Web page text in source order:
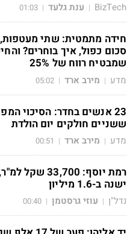
BizTech
| ענת גלעד |
01:03
חידה מתמטית: שתי
סכום כפול, איך בוחרים?
שמבטיח רווח של 25%
מדע | מירב ארד |
05:02
23 אנשים בחדר: הסיכוי
ששניים חולקים יום הולדת
מדע | מירב ארד |
00:51
רמת יוסף: 33,700
ישנה ב-1.6 מיליון
נדל"ן | עוזי גרסטמן |
00:40